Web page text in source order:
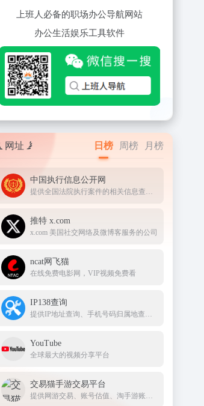
上班人必备的职场办公导航网站
办公生活娱乐工具软件
网址 日榜 周榜 月榜
中国执行信息公开网
提供全国法院执行案件的相关信息查询服务
推特 x.com
x.com 美国社交网络及微博客服务的公司
ncat网飞猫
在线免费电影网，VIP视频免费看
IP138查询
提供IP地址查询、手机号码归属地查询、邮政编码查询及身份证号码验证等服务
YouTube
全球最大的视频分享平台
交易猫手游交易平台
提供网游交易、账号估值、淘手游账号、装备道具交易、买号卖号、游戏代练、苹果代充值、游戏充值、首充号等服务，手游交易就上交易猫官网